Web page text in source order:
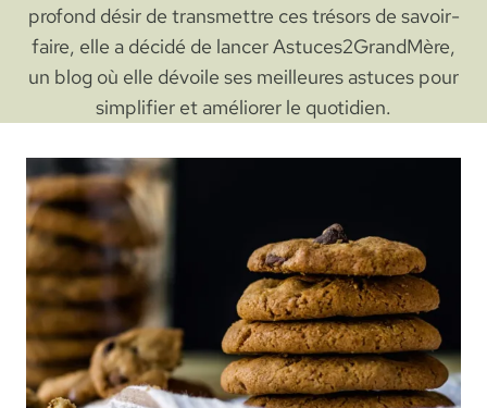
profond désir de transmettre ces trésors de savoir-
faire, elle a décidé de lancer Astuces2GrandMère,
un blog où elle dévoile ses meilleures astuces pour
simplifier et améliorer le quotidien.